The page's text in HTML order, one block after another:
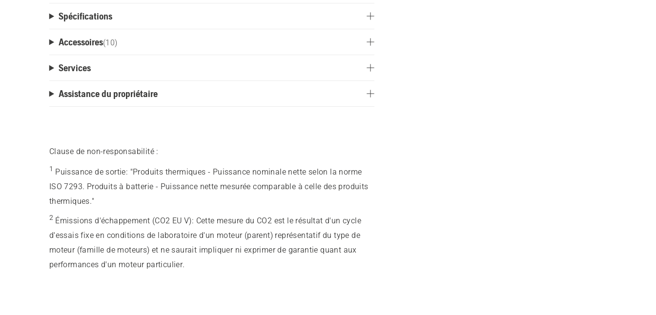
Spécifications
Accessoires(10)
Services
Assistance du propriétaire
Clause de non-responsabilité :
1 Puissance de sortie: "Produits thermiques - Puissance nominale nette selon la norme
ISO 7293. Produits à batterie - Puissance nette mesurée comparable à celle des produits
thermiques."
2 Émissions d'échappement (CO2 EU V): Cette mesure du CO2 est le résultat d'un cycle
d'essais fixe en conditions de laboratoire d'un moteur (parent) représentatif du type de
moteur (famille de moteurs) et ne saurait impliquer ni exprimer de garantie quant aux
performances d'un moteur particulier.